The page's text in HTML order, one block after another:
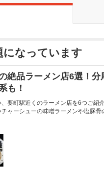
になっています
絶品ラーメン店6選！
も！
要町駅近くのラーメン店を6つご紹
ャーシューの味噌ラーメンや塩豚